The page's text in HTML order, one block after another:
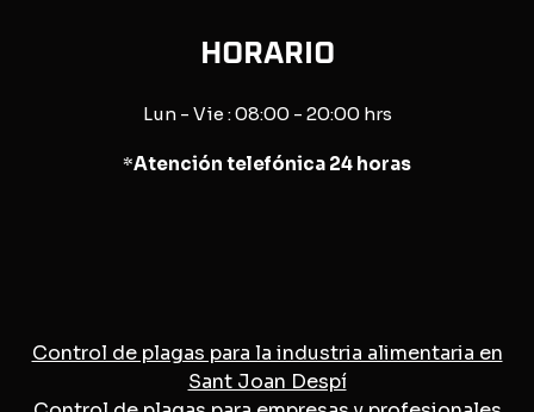
HORARIO
Lun - Vie : 08:00 - 20:00 hrs
*Atención telefónica 24 horas
Control de plagas para la industria alimentaria en
Sant Joan Despí